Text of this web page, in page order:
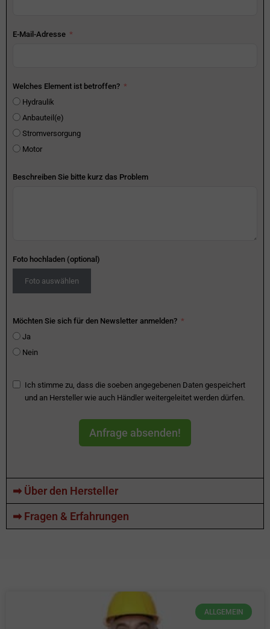
E-Mail-Adresse
Welches Element ist betroffen?
Hydraulik
Anbauteil(e)
Stromversorgung
Motor
Beschreiben Sie bitte kurz das Problem
Foto hochladen (optional)
Foto auswählen
Möchten Sie sich für den Newsletter anmelden?
Ja
Nein
Ich stimme zu, dass die soeben angegebenen Daten gespeichert
und an Hersteller wie auch Händler weitergeleitet werden dürfen.
Anfrage absenden!
➡ Über den Hersteller
➡ Fragen & Erfahrungen
ALLGEMEIN